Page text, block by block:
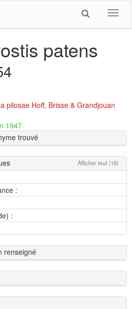
patens
pilosae Hoff, Brisse & Grandjouan
1947
trouvé
Afficher tout (19)
:
:
renseigné